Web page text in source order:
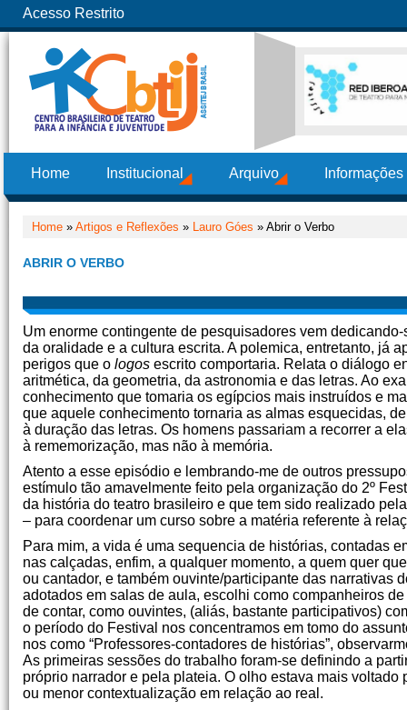
Acesso Restrito
Home Institucional Arquivo
Home » Artigos e Reflexões » Lauro Góes » Abrir o Verbo
ABRIR O VERBO
Um enorme contingente de pesquisadores vem
da oralidade e a cultura escrita. A polemica, entretanto, já
perigos que o logos escrito comportaria. Relata o diálogo
aritmética, da geometria, da astronomia e das letras. Ao
conhecimento que tomaria os egípcios mais instruídos e
que aquele conhecimento tornaria as almas esquecidas,
à duração das letras. Os homens passariam a recorrer a
à rememorização, mas não à memória.
Atento a esse episódio e lembrando-me de outros
estímulo tão amavelmente feito pela organização do 2º
da história do teatro brasileiro e que tem sido realizado
– para coordenar um curso sobre a matéria referente à
Para mim, a vida é uma sequencia de histórias, contadas
nas calçadas, enfim, a qualquer momento, a quem quer
ou cantador, e também ouvinte/participante das narrativas
adotados em salas de aula, escolhi como companheiros
de contar, como ouvintes, (aliás, bastante participativos)
o período do Festival nos concentramos em tomo do
nos como “Professores-contadores de histórias”,
As primeiras sessões do trabalho foram-se definindo a
próprio narrador e pela plateia. O olho estava mais
ou menor contextualização em relação ao real.